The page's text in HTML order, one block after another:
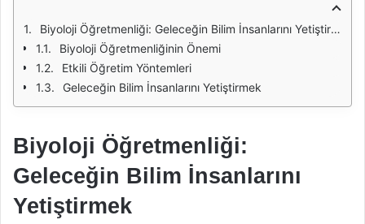
Biyoloji Öğretmenliği: Geleceğin Bilim İnsanlarını Yetiştirmek
Biyoloji Öğretmenliğinin Önemi
Etkili Öğretim Yöntemleri
Geleceğin Bilim İnsanlarını Yetiştirmek
Biyoloji Öğretmenliği:
Geleceğin Bilim İnsanlarını
Yetiştirmek